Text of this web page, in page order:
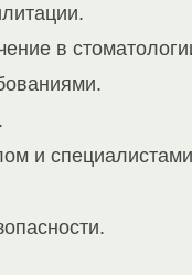
в
и